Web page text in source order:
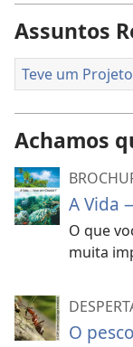
Assuntos
Teve um
Achamos
A Vida
O que
muita
O